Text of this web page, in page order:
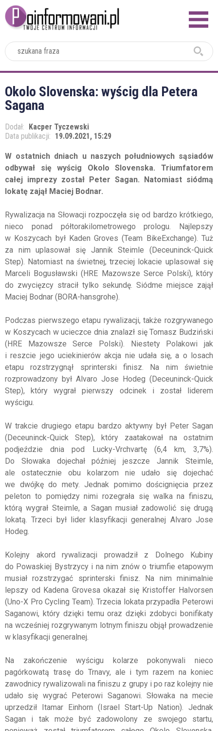
Okolo Slovenska: wyścig dla Petera
Sagana
Dodał: Kacper Tyczewski
Data publikacji: 19.09.2021, 15:29
W ostatnich dniach u naszych południowych sąsiadów
odbywał się wyścig Okolo Slovenska. Triumfatorem
całej imprezy został Peter Sagan. Natomiast siódmą
lokatę zajął Maciej Bodnar.
Rywalizacja na Słowacji rozpoczęła się od bardzo krótkiego,
nieco ponad półtorakilometrowego prologu. Najlepszy
w Koszycach był Kaden Groves (Team BikeExchange). Tuż
za nim uplasował się Jannik Steimle (Deceuninck-Quick
Step). Natomiast na świetnej, trzeciej lokacie uplasował się
Marceli Bogusławski (HRE Mazowsze Serce Polski), który
do zwycięzcy stracił tylko sekundę. Siódme miejsce zajął
Maciej Bodnar (BORA-hansgrohe).
Podczas pierwszego etapu rywalizacji, także rozgrywanego
w Koszycach w ucieczce dnia znalazł się Tomasz Budziński
(HRE Mazowsze Serce Polski). Niestety Polakowi jak
i reszcie jego uciekinierów akcja nie udała się, a o losach
etapu rozstrzygnął sprinterski finisz. Na nim świetnie
rozprowadzony był Alvaro Jose Hodeg (Deceuninck-Quick
Step), który wygrał pierwszy odcinek i został liderem
wyścigu.
W trakcie drugiego etapu bardzo aktywny był Peter Sagan
(Deceuninck-Quick Step), który zaatakował na ostatnim
podjeździe dnia pod Lucky-Vrchvartę (6,4 km, 3,7%).
Do Słowaka dojechał później jeszcze Jannik Steimle,
ale ostatecznie obu kolarzom nie udało się dojechać
we dwójkę do mety. Jednak pomimo doścignięcia przez
peleton to pomiędzy nimi rozegrała się walka na finiszu,
którą wygrał Steimle, a Sagan musiał zadowolić się drugą
lokatą. Trzeci był lider klasyfikacji generalnej Alvaro Jose
Hodeg.
Kolejny akord rywalizacji prowadził z Dolnego Kubiny
do Powaskiej Bystrzycy i na nim znów o triumfie etapowym
musiał rozstrzygać sprinterski finisz. Na nim minimalnie
lepszy od Kadena Grovesa okazał się Kristoffer Halvorsen
(Uno-X Pro Cycling Team). Trzecia lokata przypadła Peterowi
Saganowi, który dzięki temu oraz dzięki zdobyci bonifikaty
na wcześniej rozgrywanym lotnym finiszu objął prowadzenie
w klasyfikacji generalnej.
Na zakończenie wyścigu kolarze pokonywali nieco
pagórkowatą trasę do Trnavy, ale i tym razem na koniec
zawodnicy rywalizowali na finiszu z grupy i po raz kolejny nie
udało się wygrać Peterowi Saganowi. Słowaka na mecie
uprzedził Itamar Einhorn (Israel Start-Up Nation). Jednak
Sagan i tak może być zadowolony ze swojego startu,